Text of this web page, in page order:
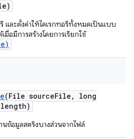
และตั้งค่าให้ไดเรกทอรีทั้งหมดเป็นแบบ
มื่อมีการสร้างโดยการเรียกใช้
(File sourceFile ,
long
นข้อมูลสตริงบางส่วนจากไฟล์